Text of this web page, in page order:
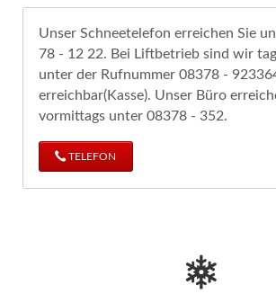
Unser Schneetelefon erreichen Sie
78 - 12 22. Bei Liftbetrieb sind wir
unter der Rufnummer 08378 -
erreichbar(Kasse). Unser Büro
vormittags unter 08378 - 352.
TELEFON